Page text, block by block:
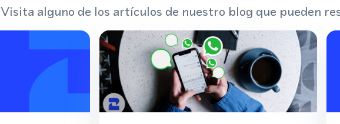
Visita alguno de los artículos de nuestro blog que pueden